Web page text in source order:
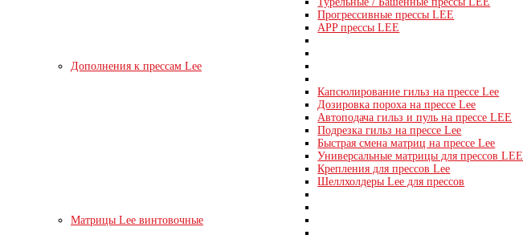
Прогрессивные прессы LEE
APP прессы LEE
Дополнения к прессам Lee
Капсюлирование гильз на прессе Lee
Дозировка пороха на прессе Lee
Автоподача гильз и пуль на прессе LEE
Подрезка гильз на прессе Lee
Быстрая смена матриц на прессе Lee
Универсальные матрицы для прессов LEE
Крепления для прессов Lee
Шеллхолдеры Lee для прессов
Матрицы Lee винтовочные